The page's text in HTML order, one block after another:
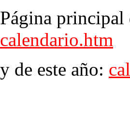
Página principal
calendario.htm
y de este año: